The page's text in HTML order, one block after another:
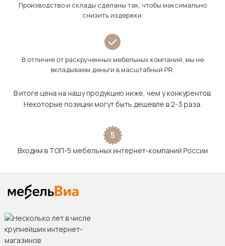
Производство и склады сделаны так, чтобы максимально
снизить издержки.
В отличие от раскрученных мебельных компаний, мы не
вкладываем деньги в масштабный PR.
В итоге цена на нашу продукцию ниже, чем у конкурентов.
Некоторые позиции могут быть дешевле в 2-3 раза.
5
Входим в ТОП-5 мебельных интернет-компаний России